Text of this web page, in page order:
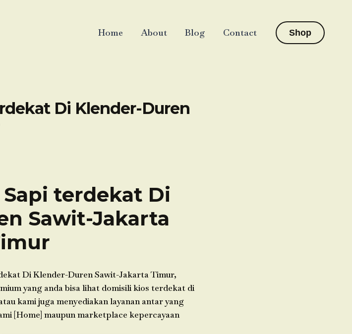
Home About Blog Contact Shop
Di Klender-Duren
terdekat Di
Sawit-Jakarta
Di Klender-Duren Sawit-Jakarta Timur,
yang anda bisa lihat domisili kios terdekat di
kami juga menyediakan layanan antar yang
[Home] maupun marketplace kepercayaan